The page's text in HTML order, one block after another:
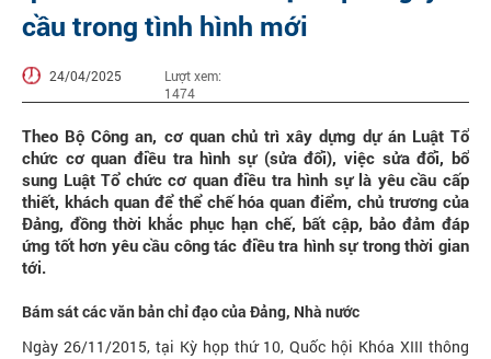
cầu trong tình hình mới
24/04/2025
Lượt xem:
1474
Theo Bộ Công an, cơ quan chủ trì xây dựng dự án Luật Tổ
chức cơ quan điều tra hình sự (sửa đổi), việc sửa đổi, bổ
sung Luật Tổ chức cơ quan điều tra hình sự là yêu cầu cấp
thiết, khách quan để thể chế hóa quan điểm, chủ trương của
Đảng, đồng thời khắc phục hạn chế, bất cập, bảo đảm đáp
ứng tốt hơn yêu cầu công tác điều tra hình sự trong thời gian
tới.
Bám sát các văn bản chỉ đạo của Đảng, Nhà nước
Ngày 26/11/2015, tại Kỳ họp thứ 10, Quốc hội Khóa XIII thông